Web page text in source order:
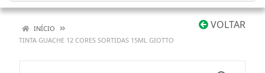
VOLTAR
INÍCIO
TINTA GUACHE 12 CORES SORTIDAS 15ML GIOTTO